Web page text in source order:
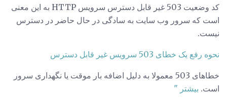
کد وضعیت 503 غیر قابل دسترس سرویس HTTP به این معنی
است که سرور وب سایت به سادگی در حال حاضر در دسترس
نیست.
نحوه رفع یک خطای 503 سرویس غیر قابل دسترس
خطاهای 503 معمولا به دلیل اضافه بار موقت یا نگهداری سرور
است. بیشتر "